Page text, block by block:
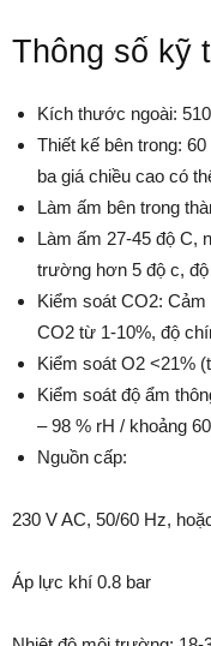
Thông số kỹ
Kích thước ngoài:
Thiết kế bên trong:
ba giá chiều cao có
Làm ấm bên trong
Làm ấm 27-45 độ C,
trường hơn 5 độ c, độ
Kiểm soát CO2:
CO2 từ 1-10%, độ
Kiểm soát O2 <21%
Kiểm soát độ ẩm
– 98 % rH / khoảng
Nguồn cấp:
230 V AC, 50/60 Hz,
Áp lực khí 0.8 bar